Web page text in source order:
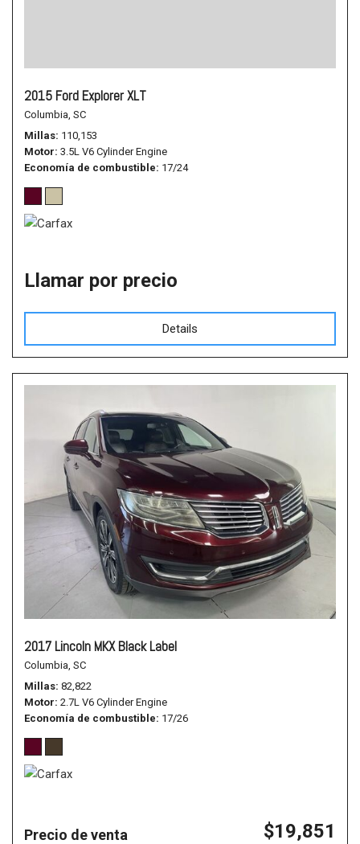
2015 Ford Explorer XLT
Columbia, SC
Millas 110,153
Motor 3.5L V6 Cylinder Engine
Economía de combustible 17/24
Llamar por precio
Details
2017 Lincoln MKX Black Label
Columbia, SC
Millas 82,822
Motor 2.7L V6 Cylinder Engine
Economía de combustible 17/26
Precio de venta $19,851